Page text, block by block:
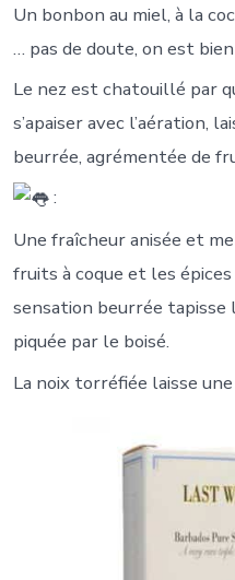
Un bonbon au miel, à la
… pas de doute, on est
Le nez est chatouillé par
s’apaiser avec l’aération,
beurrée, agrémentée de
:
Une fraîcheur anisée et
fruits à coque et les
sensation beurrée tapisse
piquée par le boisé.
La noix torréfiée laisse